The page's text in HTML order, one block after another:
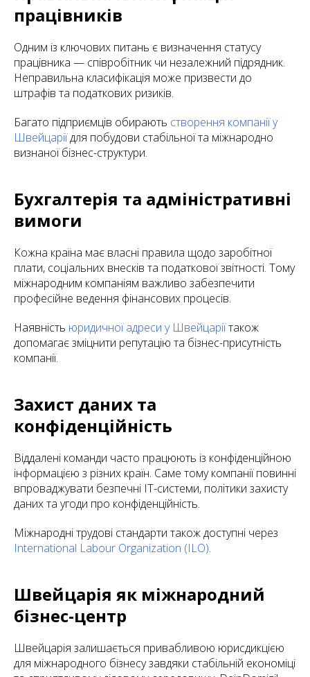
працівників
Одним із ключових питань є визначення статусу
працівника — співробітник чи незалежний підрядник.
Неправильна класифікація може призвести до
штрафів та податкових ризиків.
Багато підприємців обирають створення компанії у
Швейцаріїдля побудови стабільної та міжнародно
визнаної бізнес-структури.
Бухгалтерія та адміністративні
вимоги
Кожна країна має власні правила щодо заробітної
плати, соціальних внесків та податкової звітності. Тому
міжнародним компаніям важливо забезпечити
професійне ведення фінансових процесів.
Наявність юридичної адреси у Швейцаріїтакож
допомагає зміцнити репутацію та бізнес-присутність
компанії.
Захист даних та
конфіденційність
Віддалені команди часто працюють із конфіденційною
інформацією з різних країн. Саме тому компанії повинні
впроваджувати безпечні IT-системи, політики захисту
даних та угоди про конфіденційність.
Міжнародні трудові стандарти також доступні через
International Labour Organization (ILO).
Швейцарія як міжнародний
бізнес-центр
Швейцарія залишається привабливою юрисдикцією
для міжнародного бізнесу завдяки стабільній економіці